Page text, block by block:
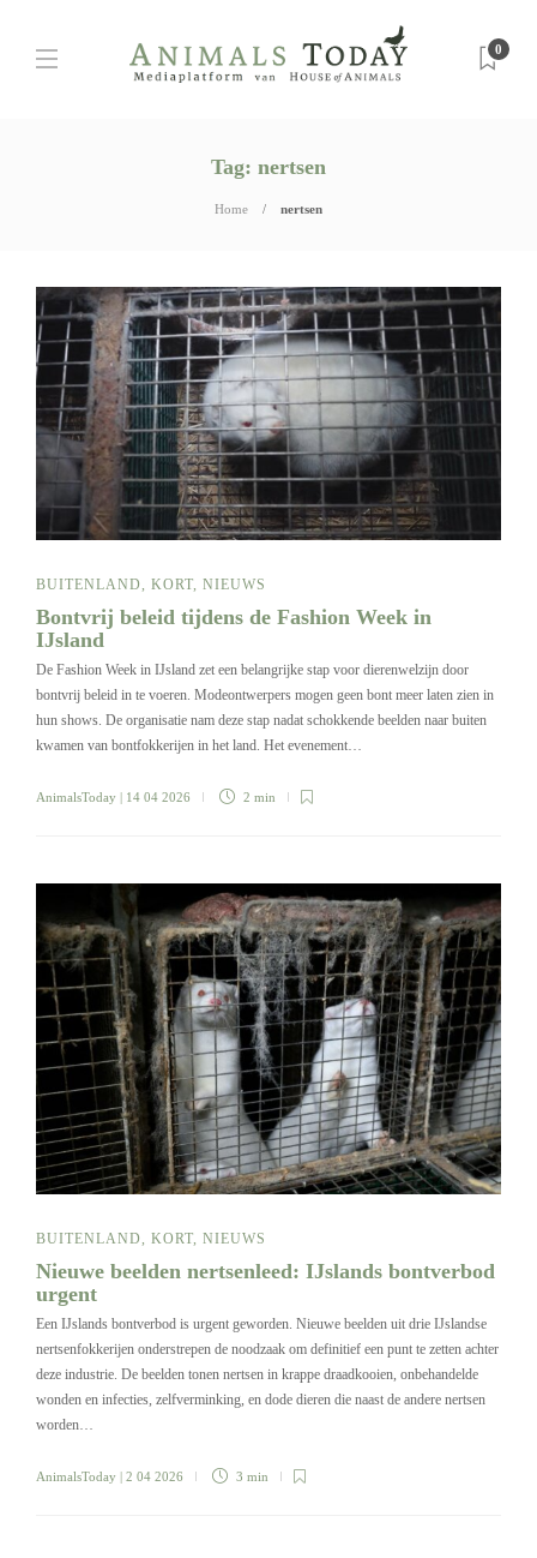
0
Tag: nertsen
Home nertsen
BUITENLAND, KORT, NIEUWS
Bontvrij beleid tijdens de Fashion Week in
IJsland
De Fashion Week in IJsland zet een belangrijke stap voor dierenwelzijn door
bontvrij beleid in te voeren. Modeontwerpers mogen geen bont meer laten zien in
hun shows. De organisatie nam deze stap nadat schokkende beelden naar buiten
kwamen van bontfokkerijen in het land. Het evenement…
AnimalsToday | 14 04 2026 2 min
BUITENLAND KORT NIEUWS
Nieuwe beelden nertsenleed: IJslands bontverbod
urgent
Een IJslands bontverbod is urgent geworden. Nieuwe beelden uit drie IJslandse
nertsenfokkerijen onderstrepen de noodzaak om definitief een punt te zetten achter
deze industrie. De beelden tonen nertsen in krappe draadkooien, onbehandelde
wonden en infecties, zelfverminking, en dode dieren die naast de andere nertsen
worden…
AnimalsToday | 2 04 2026 3 min